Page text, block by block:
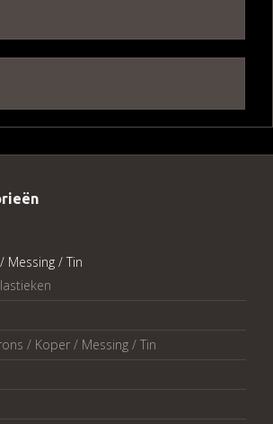
Messing / Tin
/ Koper / Messing / Tin